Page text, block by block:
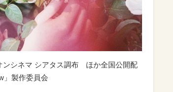
ンシネマ シアタス調布 ほか全国公開配
」製作委員会